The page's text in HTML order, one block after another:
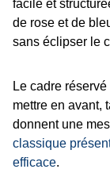
facile et
de rose et de
sans éclipser le
Le cadre
mettre en avant,
donnent une
classique
efficace.